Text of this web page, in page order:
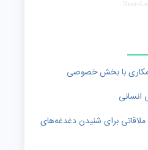
با بخش خصوصی
انسانی
برای شنیدن دغدغه‌های